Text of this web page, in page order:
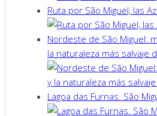
Ruta por São Miguel, las
Nordeste de São Miguel:
la naturaleza más salvaje
Lagoa das Furnas. São